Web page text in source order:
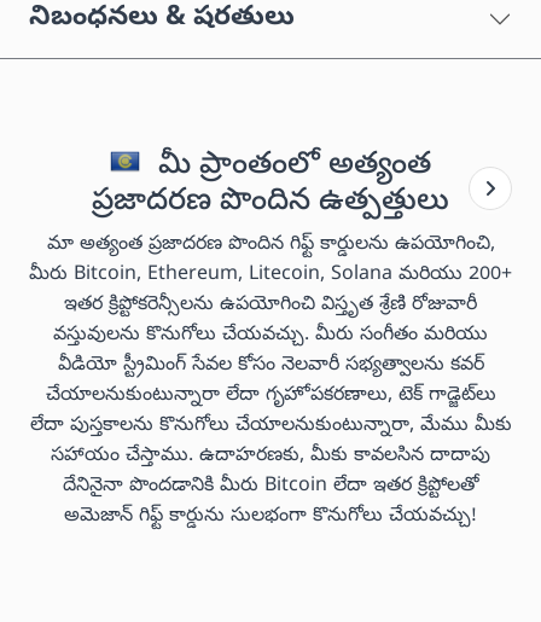
నిబంధనలు & షరతులు
మీ ప్రాంతంలో అత్యంత
ప్రజాదరణ పొందిన ఉత్పత్తులు
మా అత్యంత ప్రజాదరణ పొందిన గిఫ్ట్ కార్డులను ఉపయోగించి,
మీరు Bitcoin, Ethereum, Litecoin, Solana మరియు 200+
ఇతర క్రిప్టోకరెన్సీలను ఉపయోగించి విస్తృత శ్రేణి రోజువారీ
వస్తువులను కొనుగోలు చేయవచ్చు. మీరు సంగీతం మరియు
వీడియో స్ట్రీమింగ్ సేవల కోసం నెలవారీ సభ్యత్వాలను కవర్
చేయాలనుకుంటున్నారా లేదా గృహోపకరణాలు, టెక్ గాడ్జెట్‌లు
లేదా పుస్తకాలను కొనుగోలు చేయాలనుకుంటున్నారా, మేము మీకు
సహాయం చేస్తాము. ఉదాహరణకు, మీకు కావలసిన దాదాపు
దేనినైనా పొందడానికి మీరు Bitcoin లేదా ఇతర క్రిప్టోలతో
అమెజాన్ గిఫ్ట్ కార్డును సులభంగా కొనుగోలు చేయవచ్చు!